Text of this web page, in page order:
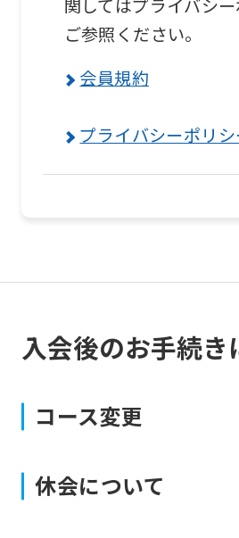
関してはプライバシ
ご参照ください。
会員規約
プライバシーポリシ
入会後のお手続き
コース変更
休会について